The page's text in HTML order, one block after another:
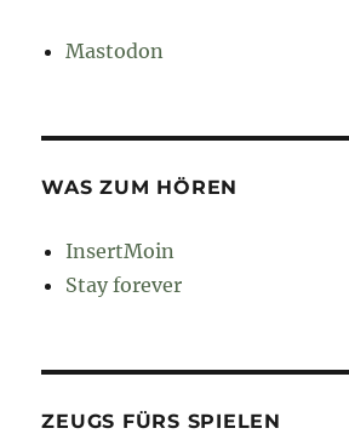
Mastodon
WAS ZUM HÖREN
InsertMoin
Stay forever
ZEUGS FÜRS SPIELEN